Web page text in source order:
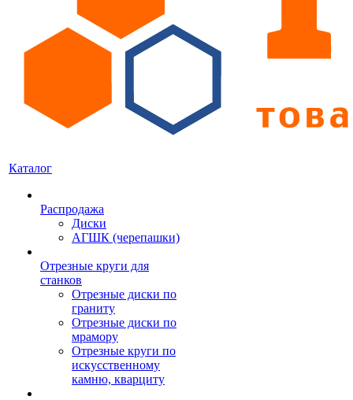
Каталог
Распродажа
Диски
АГШК (черепашки)
Отрезные круги для
станков
Отрезные диски по
граниту
Отрезные диски по
мрамору
Отрезные круги по
искусственному
камню, кварциту